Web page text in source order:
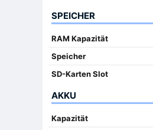
SPEICHER
RAM Kapazität
Speicher
SD-Karten Slot
AKKU
Kapazität